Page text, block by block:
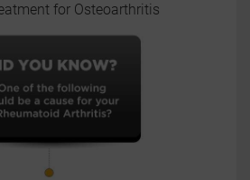
for Osteoarthritis